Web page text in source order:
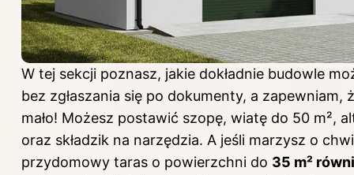
W tej sekcji poznasz, jakie dokładnie budowle
bez zgłaszania się po dokumenty, a zapewniam,
mało! Możesz postawić szopę, wiatę do 50 m²,
oraz składzik na narzędzia. A jeśli marzysz o
przydomowy taras o powierzchni do 35 m²